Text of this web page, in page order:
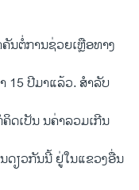
ນຕໍ່ການຊ່ວຍເຫຼືອທາງ
15 ປີມາແລ້ວ. ສໍາລັບ
ດເປັນ ນຄ່າລວມເກີນ
ດຽວກັນນີ້ ຢູ່ໃນແຂວງອື່ນ